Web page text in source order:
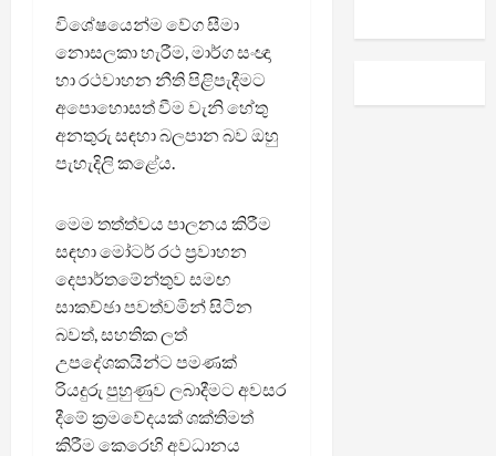
විශේෂයෙන්ම වේග සීමා
නොසලකා හැරීම, මාර්ග සංඥා
හා රථවාහන නීති පිළිපැදීමට
අපොහොසත් වීම වැනි හේතු
අනතුරු සඳහා බලපාන බව ඔහු
පැහැදිලි කළේය.
මෙම තත්ත්වය පාලනය කිරීම
සඳහා මෝටර් රථ ප්‍රවාහන
දෙපාර්තමේන්තුව සමඟ
සාකච්ඡා පවත්වමින් සිටින
බවත්, සහතික ලත්
උපදේශකයින්ට පමණක්
රියදුරු පුහුණුව ලබාදීමට අවසර
දීමේ ක්‍රමවේදයක් ශක්තිමත්
කිරීම කෙරෙහි අවධානය